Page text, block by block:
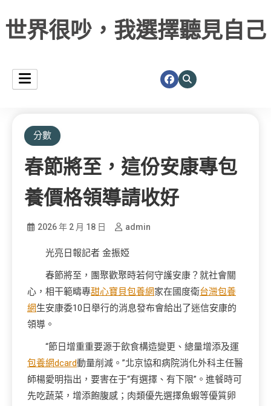
世界很吵，我選擇聽見自己
分數
春節將至，這份安康專包
養價格領導請收好
2026 年 2 月 18 日 admin
光亮日報記者 金振婭
春節將至，團聚歡聚時若何守護安康？就社會關
心，相干範疇專甜心寶貝包養網家在國度衛台灣包養
網生安康委10日舉行的消息發布會給出了迷信安康的
領導。
“節日增重重要源于飲食構造變更、總量增添及運
包養網dcard動量削減。”北京協和病院消化外科主任醫
師楊愛明指出，要害在于“有選擇、有下限”。進餐時可
先吃蔬菜，增添飽腹感；肉類優先選擇魚蝦等優質卵